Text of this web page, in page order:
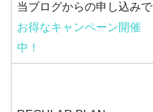
当ブログからの申し込みで
お得なキャンペーン開催
中！